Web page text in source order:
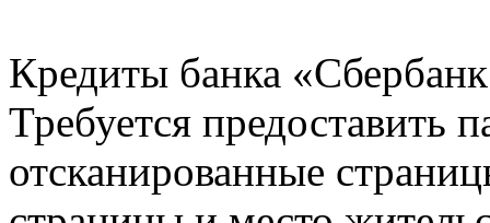
Кредиты банка
Требуется предоставить
отсканированные